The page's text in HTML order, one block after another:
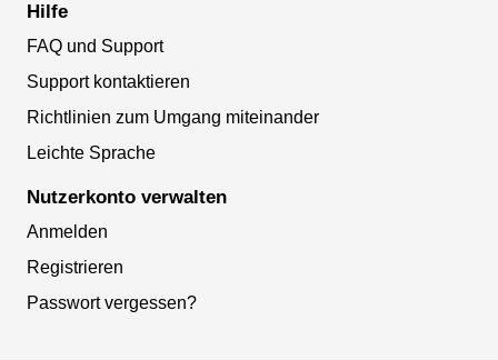
Hilfe
FAQ und Support
Support kontaktieren
Richtlinien zum Umgang miteinander
Leichte Sprache
Nutzerkonto verwalten
Anmelden
Registrieren
Passwort vergessen?